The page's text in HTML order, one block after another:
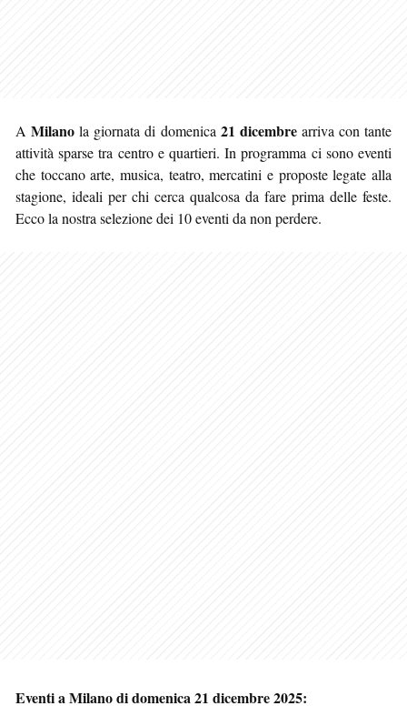
AMilano la giornata di domenica 21 dicembrearriva con tante
attività sparse tra centro e quartieri. In programma ci sono eventi
che toccano arte, musica, teatro, mercatini e proposte legate alla
stagione, ideali per chi cerca qualcosa da fare prima delle feste.
Ecco la nostra selezione dei 10 eventi da non perdere.
Eventi a Milano di domenica 21 dicembre 2025: